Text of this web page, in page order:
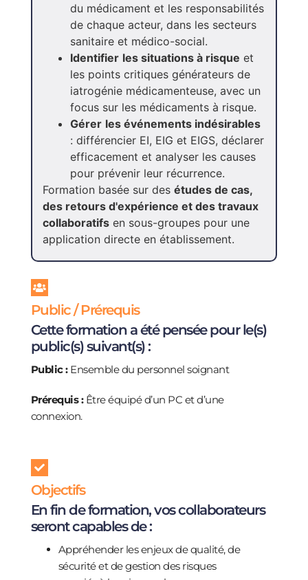
du médicament et les responsabilités
de chaque acteur, dans les secteurs
sanitaire et médico-social.
Identifier les situations à risque et
les points critiques générateurs de
iatrogénie médicamenteuse, avec un
focus sur les médicaments à risque.
Gérer les événements indésirables
: différencier EI, EIG et EIGS, déclarer
efficacement et analyser les causes
pour prévenir leur récurrence.
Formation basée sur des études de cas,
des retours d'expérience et des travaux
collaboratifsen sous-groupes pour une
application directe en établissement.
Public / Prérequis
Cette formation a été pensée pour le(s)
public(s) suivant(s) :
Public : Ensemble du personnel soignant
Prérequis : Être équipé d’un PC et d’une
connexion.
Objectifs
En fin de formation, vos collaborateurs
seront capables de :
Appréhender les enjeux de qualité, de
sécurité et de gestion des risques